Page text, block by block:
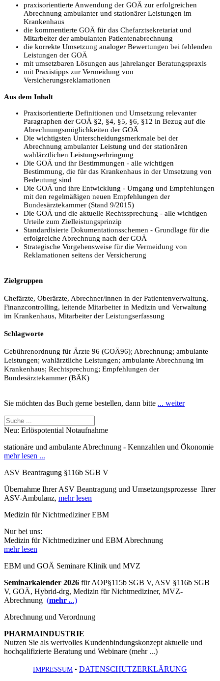
praxisorientierte Anwendung der GOÄ zur erfolgreichen
Abrechnung ambulanter und stationärer Leistungen im
Krankenhaus
die kommentierte GOÄ für das Chefarztsekretariat und
Mitarbeiter der ambulanten Patientenabrechnung
die korrekte Umsetzung analoger Bewertungen bei fehlenden
Leistungen der GOÄ
mit umsetzbaren Lösungen aus jahrelanger Beratungspraxis
mit Praxistipps zur Vermeidung von
Versicherungsreklamationen
Aus dem Inhalt
Praxisorientierte Definitionen und Umsetzung relevanter
Paragraphen der GOÄ §2, §4, §5, §6, §12 in Bezug auf die
Abrechnungsmöglichkeiten der GOÄ
Die wichtigsten Unterscheidungsmerkmale bei der
Abrechnung ambulanter Leistung und der stationären
wahlärztlichen Leistungserbringung
Die GOÄ und ihr Bestimmungen - alle wichtigen
Bestimmung, die für das Krankenhaus in der Umsetzung von
Bedeutung sind
Die GOÄ und ihre Entwicklung - Umgang und Empfehlungen
mit den regelmäßigen neuen Empfehlungen der
Bundesärztekammer (Stand 9/2015)
Die GOÄ und die aktuelle Rechtssprechung - alle wichtigen
Urteile zum Zielleistungsprinzip
Standardisierte Dokumentationsschemen - Grundlage für die
erfolgreiche Abrechnung nach der GOÄ
Strategische Vorgehensweise für die Vermeidung von
Reklamationen seitens der Versicherung
Zielgruppen
Chefärzte, Oberärzte, Abrechner/innen in der Patientenverwaltung,
Finanzcontrolling, leitende Mitarbeiter in Medizin und Verwaltung
im Krankenhaus, Mitarbeiter der Leistungserfassung
Schlagworte
Gebührenordnung für Ärzte 96 (GOÄ96); Abrechnung; ambulante
Leistungen; wahlärztliche Leistungen; ambulante Abrechnung im
Krankenhaus; Rechtsprechung; Empfehlungen der
Bundesärztekammer (BÄK)
Sie möchten das Buch gerne bestellen, dann bitte ... weiter
Neu: Erlöspotential Notaufnahme
stationäre und ambulante Abrechnung - Kennzahlen und Ökonomie
mehr lesen ...
ASV Beantragung §116b SGB V
Übernahme Ihrer ASV Beantragung und Umsetzungsprozesse Ihrer
ASV-Ambulanz, mehr lesen
Medizin für Nichtmediziner EBM
Nur bei uns:
Medizin für Nichtmediziner und EBM Abrechnung
mehr lesen
EBM und GOÄ Seminare Klinik und MVZ
Seminarkalender 2026 für AOP§115b SGB V, ASV §116b SGB
V, GOÄ, Hybrid-drg, Medizin für Nichtmediziner, MVZ-
Abrechnung (mehr ...)
Abrechnung und Verordnung
PHARMAINDUSTRIE
Nutzen Sie als wertvolles Kundenbindungskonzept aktuelle und
hochqalifizierte Beratung und Webinare (mehr ...)
IMPRESSUM • DATENSCHUTZERKLÄRUNG